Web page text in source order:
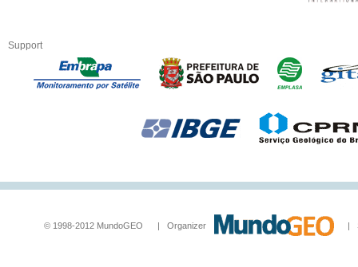
Support
© 1998-2012 MundoGEO | Organizer |